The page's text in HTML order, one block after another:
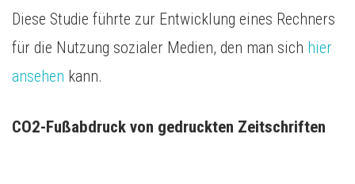
Diese Studie führte zur Entwicklung eines Rechners
für die Nutzung sozialer Medien, den man sich hier
ansehen kann.
CO2-Fußabdruck von gedruckten Zeitschriften